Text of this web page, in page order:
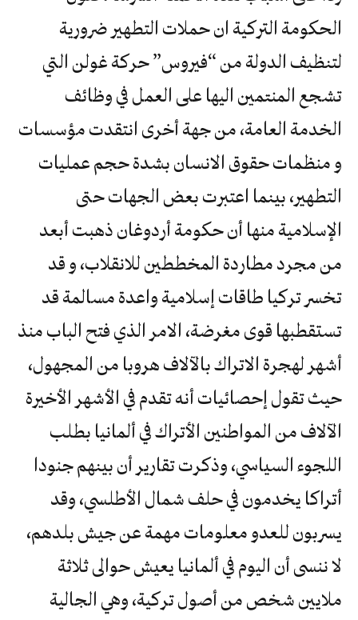
الحكومة التركية ان حملات التطهير ضرورية
لتنظيف الدولة من “فيروس” حركة غولن التي
تشجع المنتمين اليها على العمل في وظائف
الخدمة العامة، من جهة أخرى انتقدت مؤسسات
و منظمات حقوق الانسان بشدة حجم عمليات
التطهير، بينما اعتبرت بعض الجهات حتى
الإسلامية منها أن حكومة أردوغان ذهبت أبعد
من مجرد مطاردة المخططين للانقلاب، و قد
تخسر تركيا طاقات إسلامية واعدة مسالمة قد
تستقطبها قوى مغرضة، الامر الذي فتح الباب منذ
أشهر لهجرة الاتراك بالآلاف هروبا من المجهول،
حيث تقول إحصائيات أنه تقدم في الأشهر الأخيرة
الآلاف من المواطنين الأتراك في ألمانيا بطلب
اللجوء السياسي، وذكرت تقارير أن بينهم جنودا
أتراكا يخدمون في حلف شمال الأطلسي، وقد
يسربون للعدو معلومات مهمة عن جيش بلدهم،
لا ننسى أن اليوم في ألمانيا يعيش حوالى ثلاثة
ملايين شخص من أصول تركية، وهي الجالية